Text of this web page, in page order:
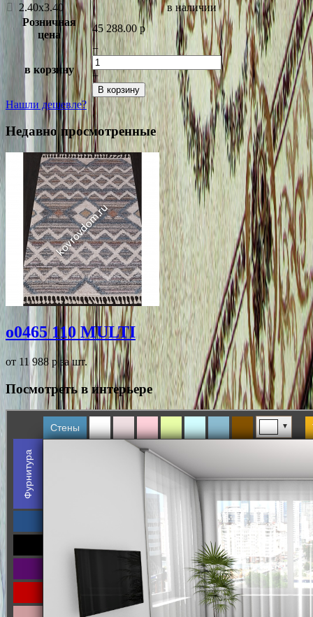
2.40x3.40
в наличии
Розничная
цена
45 288.00p
в корзину
−
+
В корзину
Нашли дешевле?
Недавно просмотренные
o0465 110 MULTI
от 11 988 pза шт.
Посмотреть в интерьере